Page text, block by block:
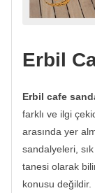
Erbil
Erbil cafe
farklı ve ilgi
arasında yer
sandalyeleri,
tanesi olarak
konusu değildir.